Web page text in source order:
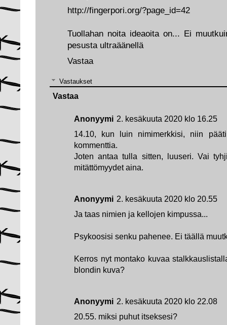
http://fingerpori.org/?page_id=42
Tuollahan noita ideaoita on... Ei
pesusta ultraäänellä
Vastaa
Vastaukset
Anonyymi 2. kesäkuuta 2020 klo 16.25
14.10, kun luin nimimerkkisi, niin
kommenttia.
Joten antaa tulla sitten, luuseri. Vai
mitättömyydet aina.
Anonyymi 2. kesäkuuta 2020 klo 20.55
Ja taas nimien ja kellojen kimpussa...
Psykoosisi senku pahenee. Ei täällä
Kerros nyt montako kuvaa
blondin kuva?
Anonyymi 2. kesäkuuta 2020 klo 22.08
20.55. miksi puhut itseksesi?
Vastaa